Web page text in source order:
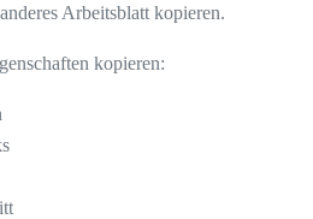
Arbeitsblatt kopieren.
kopieren: